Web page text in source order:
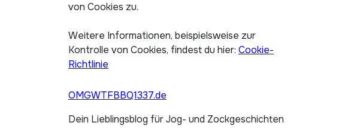
von Cookies zu.
Weitere Informationen, beispielsweise zur
Kontrolle von Cookies, findest du hier: Cookie-
Richtlinie
OMGWTFBBQ1337.de
Dein Lieblingsblog für Jog- und Zockgeschichten